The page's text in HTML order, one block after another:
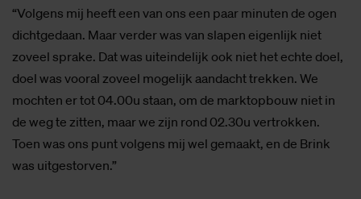
“Volgens mij heeft een van ons een paar minuten de ogen
dichtgedaan. Maar verder was van slapen eigenlijk niet
zoveel sprake. Dat was uiteindelijk ook niet het echte doel,
doel was vooral zoveel mogelijk aandacht trekken. We
mochten er tot 04.00u staan, om de marktopbouw niet in
de weg te zitten, maar we zijn rond 02.30u vertrokken.
Toen was ons punt volgens mij wel gemaakt, en de Brink
was uitgestorven.”